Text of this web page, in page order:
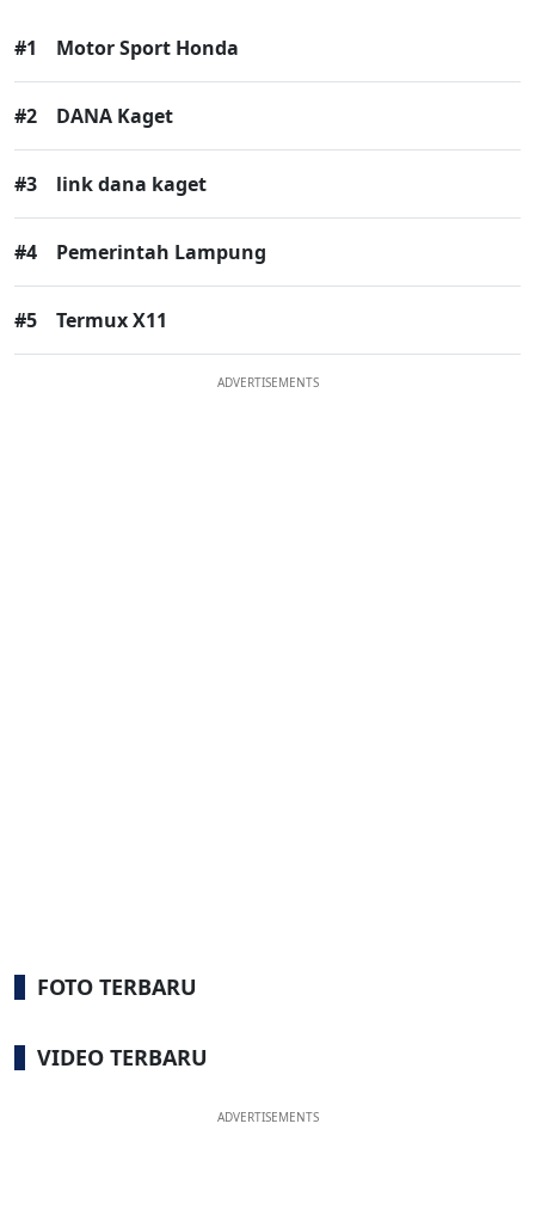
#1 Motor Sport Honda
#2 DANA Kaget
#3 link dana kaget
#4 Pemerintah Lampung
#5 Termux X11
ADVERTISEMENTS
FOTO TERBARU
VIDEO TERBARU
ADVERTISEMENTS